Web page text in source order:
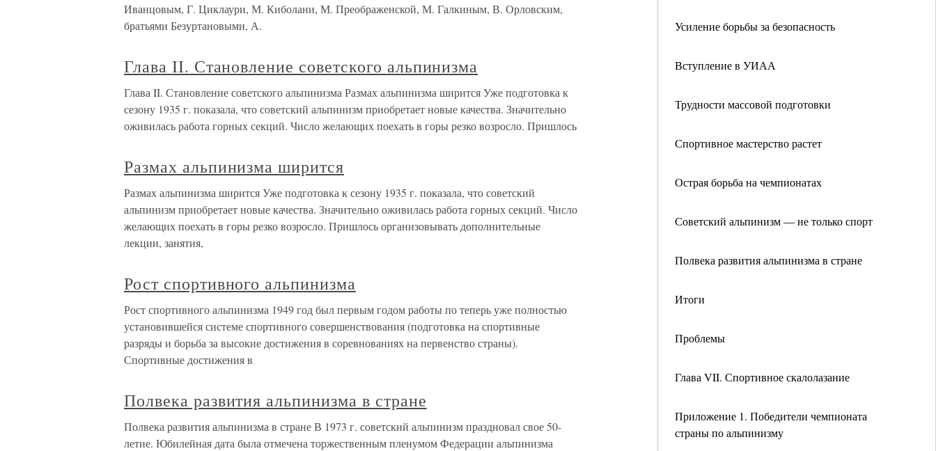
Усиление борьбы за безопасность
Вступление в УИАА
Трудности массовой подготовки
Спортивное мастерство растет
Острая борьба на чемпионатах
Советский альпинизм — не только спорт
Полвека развития альпинизма в стране
Итоги
Проблемы
Глава VII. Спортивное скалолазание
Приложение 1. Победители чемпионата
страны по альпинизму
Иванцовым, Г. Циклаури, М. Киболани, М. Преображенской, М. Галкиным, В. Орловским,
братьями Безуртановыми, А.
Глава II. Становление советского альпинизма
Глава II. Становление советского альпинизма Размах альпинизма ширится Уже подготовка к
сезону 1935 г. показала, что советский альпинизм приобретает новые качества. Значительно
оживилась работа горных секций. Число желающих поехать в горы резко возросло. Пришлось
Размах альпинизма ширится
Размах альпинизма ширится Уже подготовка к сезону 1935 г. показала, что советский
альпинизм приобретает новые качества. Значительно оживилась работа горных секций. Число
желающих поехать в горы резко возросло. Пришлось организовывать дополнительные
лекции, занятия,
Рост спортивного альпинизма
Рост спортивного альпинизма 1949 год был первым годом работы по теперь уже полностью
установившейся системе спортивного совершенствования (подготовка на спортивные
разряды и борьба за высокие достижения в соревнованиях на первенство страны).
Спортивные достижения в
Полвека развития альпинизма в стране
Полвека развития альпинизма в стране В 1973 г. советский альпинизм праздновал свое 50-
летие. Юбилейная дата была отмечена торжественным пленумом Федерации альпинизма